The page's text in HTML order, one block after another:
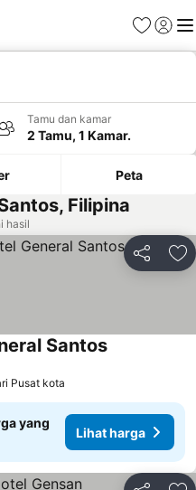
FavoritLogin
Tamu dan kamar
2 Tamu, 1 Kamar.
Peta
Filipina
hasil
Bagikan
Santos
Pusat kota
yang
Lihat harga